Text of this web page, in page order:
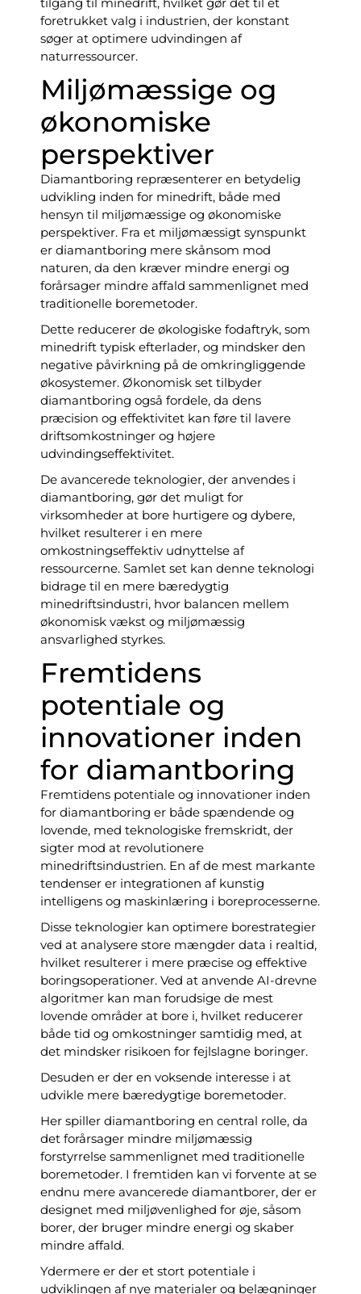
foretrukket valg i industrien, der konstant
søger at optimere udvindingen af
naturressourcer.
Miljømæssige og
økonomiske
perspektiver
Diamantboring repræsenterer en betydelig
udvikling inden for minedrift, både med
hensyn til miljømæssige og økonomiske
perspektiver. Fra et miljømæssigt synspunkt
er diamantboring mere skånsom mod
naturen, da den kræver mindre energi og
forårsager mindre affald sammenlignet med
traditionelle boremetoder.
Dette reducerer de økologiske fodaftryk, som
minedrift typisk efterlader, og mindsker den
negative påvirkning på de omkringliggende
økosystemer. Økonomisk set tilbyder
diamantboring også fordele, da dens
præcision og effektivitet kan føre til lavere
driftsomkostninger og højere
udvindingseffektivitet.
De avancerede teknologier, der anvendes i
diamantboring, gør det muligt for
virksomheder at bore hurtigere og dybere,
hvilket resulterer i en mere
omkostningseffektiv udnyttelse af
ressourcerne. Samlet set kan denne teknologi
bidrage til en mere bæredygtig
minedriftsindustri, hvor balancen mellem
økonomisk vækst og miljømæssig
ansvarlighed styrkes.
Fremtidens
potentiale og
innovationer inden
for diamantboring
Fremtidens potentiale og innovationer inden
for diamantboring er både spændende og
lovende, med teknologiske fremskridt, der
sigter mod at revolutionere
minedriftsindustrien. En af de mest markante
tendenser er integrationen af kunstig
intelligens og maskinlæring i boreprocesserne.
Disse teknologier kan optimere borestrategier
ved at analysere store mængder data i realtid,
hvilket resulterer i mere præcise og effektive
boringsoperationer. Ved at anvende AI-drevne
algoritmer kan man forudsige de mest
lovende områder at bore i, hvilket reducerer
både tid og omkostninger samtidig med, at
det mindsker risikoen for fejlslagne boringer.
Desuden er der en voksende interesse i at
udvikle mere bæredygtige boremetoder.
Her spiller diamantboring en central rolle, da
det forårsager mindre miljømæssig
forstyrrelse sammenlignet med traditionelle
boremetoder. I fremtiden kan vi forvente at se
endnu mere avancerede diamantborer, der er
designet med miljøvenlighed for øje, såsom
borer, der bruger mindre energi og skaber
mindre affald.
Ydermere er der et stort potentiale i
udviklingen af nye materialer og belægninger